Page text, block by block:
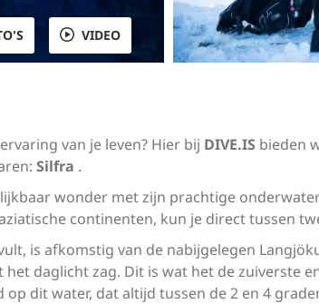
VIDEO
van je leven? Hier bij DIVE.IS bieden
Silfra .
wonder met zijn prachtige
continenten, kun je direct tussen
is afkomstig van de nabijgelegen
daglicht zag. Dit is wat het de zuiverste
op dit water, dat altijd tussen de 2 en 4